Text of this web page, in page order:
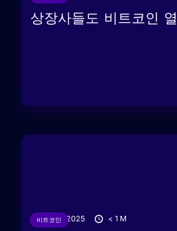
상장사들도 비트코인
비트코인
18/06/2025 < 1 M